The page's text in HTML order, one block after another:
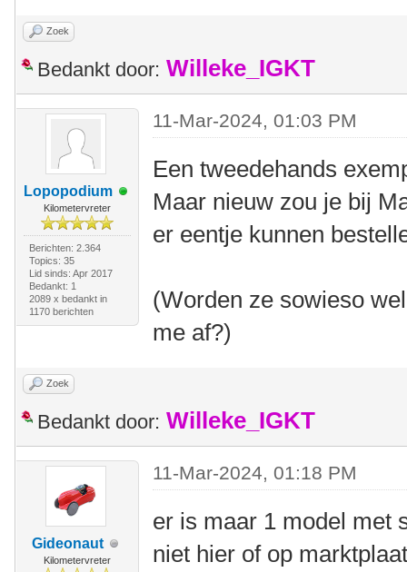
Zoek
Bedankt door: Willeke_IGKT
Lopopodium
Kilometervreter
Berichten: 2.364
Topics: 35
Lid sinds: Apr 2017
Bedankt: 1
2089 x bedankt in
1170 berichten
11-Mar-2024, 01:03 PM
Een tweedehands
Maar nieuw zou je bij
er eentje kunnen
(Worden ze sowieso
me af?)
Zoek
Bedankt door: Willeke_IGKT
Gideonaut
Kilometervreter
11-Mar-2024, 01:18 PM
er is maar 1 model met
niet hier of op